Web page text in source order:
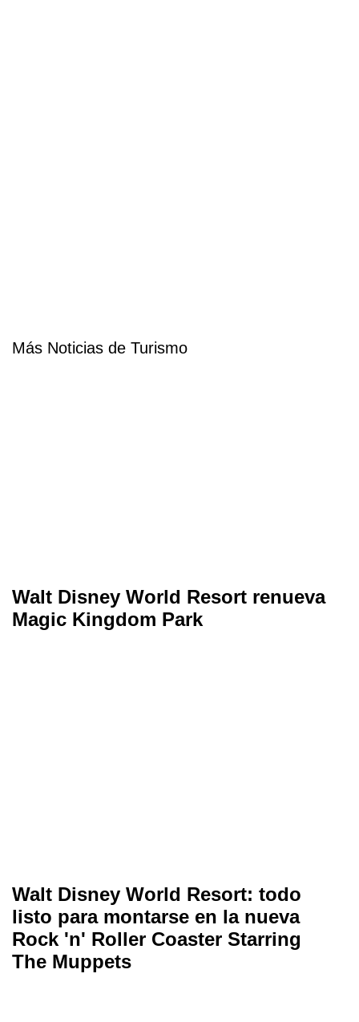
Más Noticias de Turismo
Walt Disney World Resort renueva
Magic Kingdom Park
Walt Disney World Resort: todo
listo para montarse en la nueva
Rock 'n' Roller Coaster Starring
The Muppets